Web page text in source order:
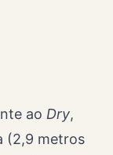
ao Dry,
(2,9 metros